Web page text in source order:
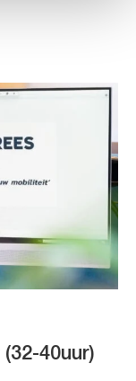
40uur)